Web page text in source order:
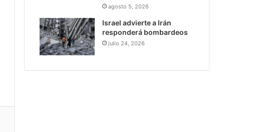
agosto 5, 2026
Israel advierte a Irán
responderá bombardeos
julio 24, 2026